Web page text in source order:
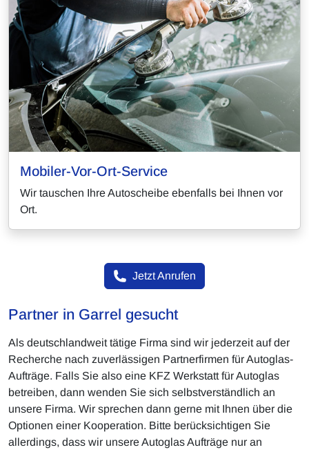
Mobiler-Vor-Ort-Service
Wir tauschen Ihre Autoscheibe ebenfalls bei Ihnen vor
Ort.
Jetzt Anrufen
Partner in Garrel gesucht
Als deutschlandweit tätige Firma sind wir jederzeit auf der
Recherche nach zuverlässigen Partnerfirmen für Autoglas-
Aufträge. Falls Sie also eine KFZ Werkstatt für Autoglas
betreiben, dann wenden Sie sich selbstverständlich an
unsere Firma. Wir sprechen dann gerne mit Ihnen über die
Optionen einer Kooperation. Bitte berücksichtigen Sie
allerdings, dass wir unsere Autoglas Aufträge nur an